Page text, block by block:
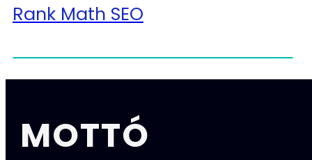
Rank Math SEO
MOTTÓ